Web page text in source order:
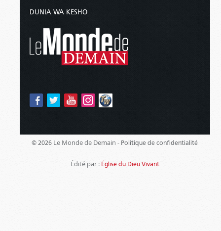
DUNIA WA KESHO
© 2026 Le Monde de Demain - Politique de confidentialité
Édité par : Église du Dieu Vivant